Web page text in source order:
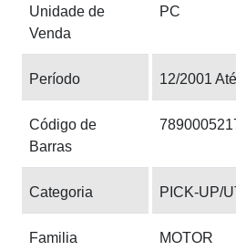
Unidade de
Venda
PC
Período 12/2001
Código de
Barras
Categoria PICK-UP/
Familia MOTOR